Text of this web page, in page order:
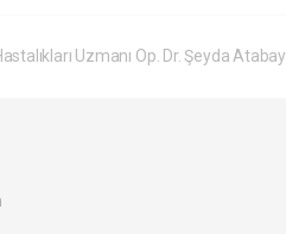
Uzmanı Op. Dr. Şeyda Atabay